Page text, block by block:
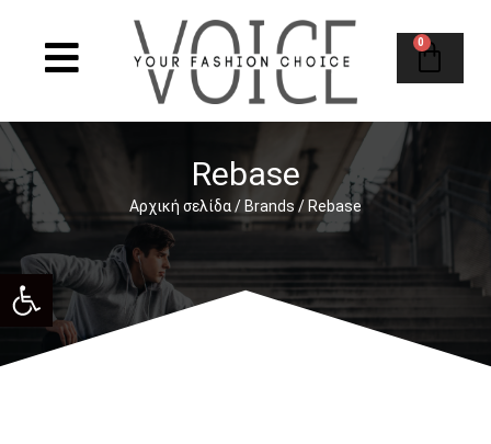
0
Rebase
Αρχική σελίδα/ Brands/ Rebase
Ανοίξτε τη γραμμή εργαλείων